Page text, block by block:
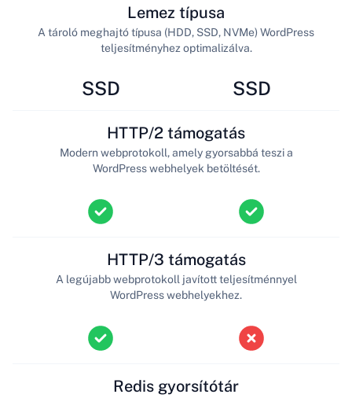
SSD
Lemez típusa
A tároló meghajtó típusa (HDD, SSD, NVMe) WordPress
teljesítményhez optimalizálva.
SSD
HTTP/2 támogatás
Modern webprotokoll, amely gyorsabbá teszi a
WordPress webhelyek betöltését.
HTTP/3 támogatás
A legújabb webprotokoll javított teljesítménnyel
WordPress webhelyekhez.
Redis gyorsítótár